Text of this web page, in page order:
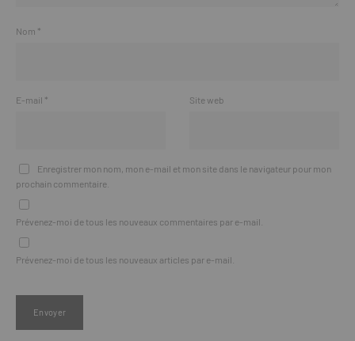
Nom *
E-mail * Site web
Enregistrer mon nom, mon e-mail et mon site dans le navigateur pour mon
prochain commentaire.
Prévenez-moi de tous les nouveaux commentaires par e-mail.
Prévenez-moi de tous les nouveaux articles par e-mail.